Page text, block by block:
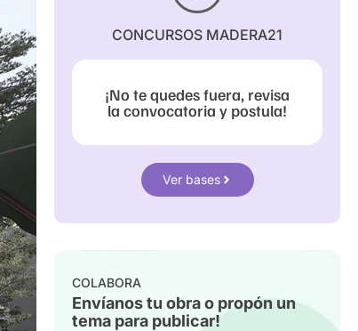
CONCURSOS MADERA21
¡No te quedes fuera, revisa
la convocatoria y postula!
Ver bases
COLABORA
Envíanos tu obra o propón un
tema para publicar!